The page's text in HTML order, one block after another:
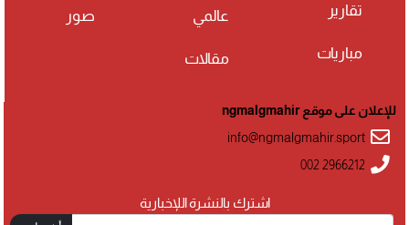
تقارير
مباريات
عالمي
مقالات
صور
اشترك بالنشرة اللإخبارية
للإعلان على موقع ngmalgmahir
info@ngmalgmahir.sport
002 2966212